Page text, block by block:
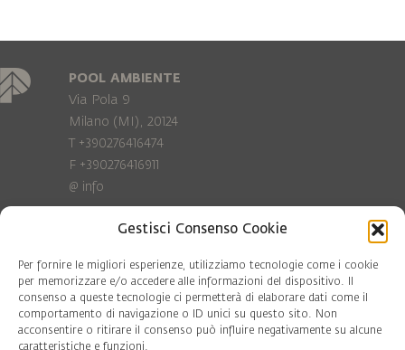
Gestisci Consenso Cookie
Per fornire le migliori esperienze, utilizziamo tecnologie come i cookie
per memorizzare e/o accedere alle informazioni del dispositivo. Il
consenso a queste tecnologie ci permetterà di elaborare dati come il
comportamento di navigazione o ID unici su questo sito. Non
acconsentire o ritirare il consenso può influire negativamente su alcune
caratteristiche e funzioni.
POOL AMBIENTE
Via Pola 9
Milano (MI), 20124
T +390276416474
F +390276416911
@ info
Privacy Policy
Cookie policy
COD. FISC. 97081560159
P.IVA 06375640965
© Pool Ambiente 2026